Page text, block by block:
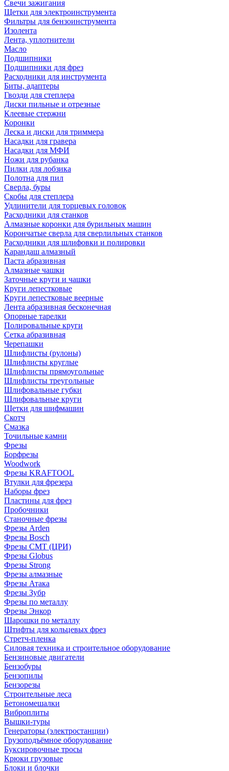
Свечи зажигания
Щетки для электроинструмента
Фильтры для бензоинструмента
Изолента
Лента, уплотнители
Масло
Подшипники
Подшипники для фрез
Расходники для инструмента
Биты, адаптеры
Гвозди для степлера
Диски пильные и отрезные
Клеевые стержни
Коронки
Леска и диски для триммера
Насадки для гравера
Насадки для МФИ
Ножи для рубанка
Пилки для лобзика
Полотна для пил
Сверла, буры
Скобы для степлера
Удлинители для торцевых головок
Расходники для станков
Алмазные коронки для бурильных машин
Корончатые сверла для сверлильных станков
Расходники для шлифовки и полировки
Карандаш алмазный
Паста абразивная
Алмазные чашки
Заточные круги и чашки
Круги лепестковые
Круги лепестковые веерные
Лента абразивная бесконечная
Опорные тарелки
Полировальные круги
Сетка абразивная
Черепашки
Шлифлисты (рулоны)
Шлифлисты круглые
Шлифлисты прямоугольные
Шлифлисты треугольные
Шлифовальные губки
Шлифовальные круги
Щетки для шифмашин
Скотч
Смазка
Точильные камни
Фрезы
Борфрезы
Woodwork
Фрезы KRAFTOOL
Втулки для фрезера
Наборы фрез
Пластины для фрез
Пробочники
Станочные фрезы
Фрезы Arden
Фрезы Bosch
Фрезы CMT (ЦРИ)
Фрезы Globus
Фрезы Strong
Фрезы алмазные
Фрезы Атака
Фрезы Зубр
Фрезы по металлу
Фрезы Энкор
Шарошки по металлу
Штифты для кольцевых фрез
Стретч-пленка
Силовая техника и строительное оборудование
Бензиновые двигатели
Бензобуры
Бензопилы
Бензорезы
Строительные леса
Бетономешалки
Виброплиты
Вышки-туры
Генераторы (электростанции)
Грузоподъёмное оборудование
Буксировочные тросы
Крюки грузовые
Блоки и блочки